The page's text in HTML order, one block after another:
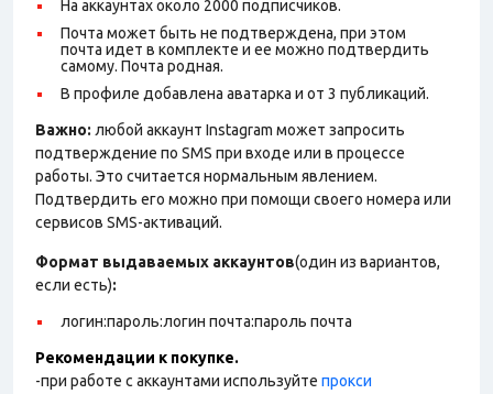
На аккаунтах около 2000 подписчиков.
Почта может быть не подтверждена, при этом
почта идет в комплекте и ее можно подтвердить
самому. Почта родная.
В профиле добавлена аватарка и от 3 публикаций.
Важно: любой аккаунт Instagram может запросить
подтверждение по SMS при входе или в процессе
работы. Это считается нормальным явлением.
Подтвердить его можно при помощи своего номера или
сервисов SMS-активаций.
Формат выдаваемых аккаунтов(один из вариантов,
если есть):
логин:пароль:логин почта:пароль почта
Рекомендации к покупке.
-при работе с аккаунтами используйте прокси